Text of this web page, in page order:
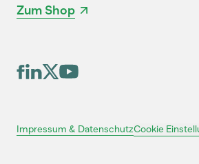
Zum Shop
Impressum & DatenschutzCookie